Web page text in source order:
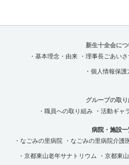
新生十全会につ
・基本理念・由来
・理事長ごあいさ
・個人情報保護
グループの取
・職員への取り組み
・活動ギャ
病院・施設
・なごみの里病院
・なごみの里病院介護
・京都東山老年サナトリウム
・京都東